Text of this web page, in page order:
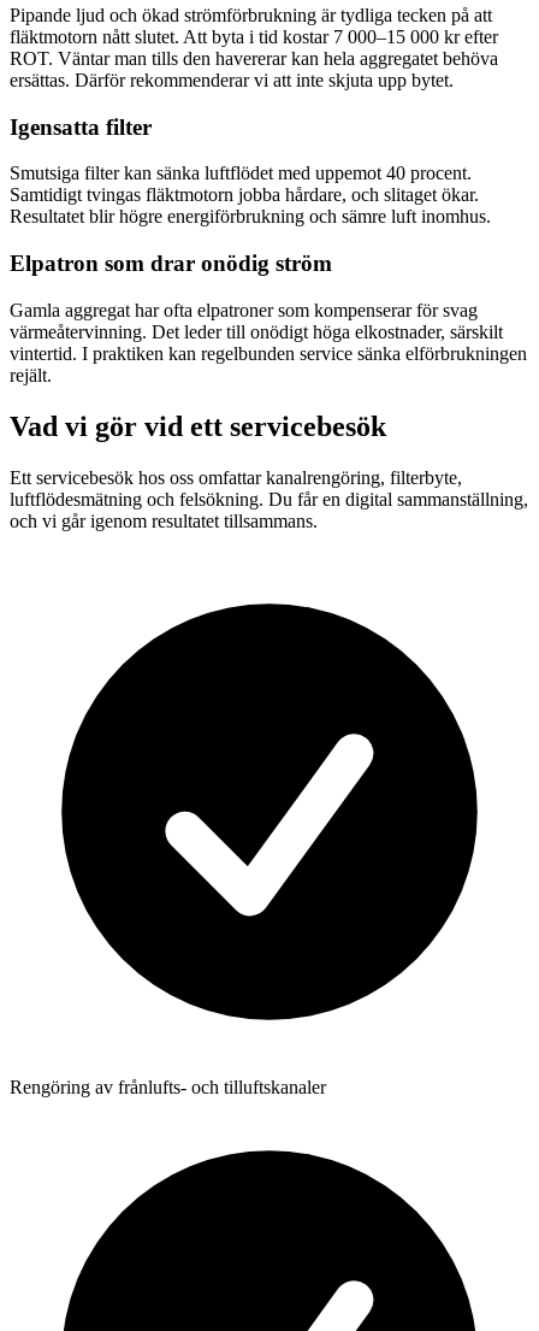
Pipande ljud och ökad strömförbrukning är tydliga tecken på att
fläktmotorn nått slutet. Att byta i tid kostar 7 000–15 000 kr efter
ROT. Väntar man tills den havererar kan hela aggregatet behöva
ersättas. Därför rekommenderar vi att inte skjuta upp bytet.
Igensatta filter
Smutsiga filter kan sänka luftflödet med uppemot 40 procent.
Samtidigt tvingas fläktmotorn jobba hårdare, och slitaget ökar.
Resultatet blir högre energiförbrukning och sämre luft inomhus.
Elpatron som drar onödig ström
Gamla aggregat har ofta elpatroner som kompenserar för svag
värmeåtervinning. Det leder till onödigt höga elkostnader, särskilt
vintertid. I praktiken kan regelbunden service sänka elförbrukningen
rejält.
Vad vi gör vid ett servicebesök
Ett servicebesök hos oss omfattar kanalrengöring, filterbyte,
luftflödesmätning och felsökning. Du får en digital sammanställning,
och vi går igenom resultatet tillsammans.
Rengöring av frånlufts- och tilluftskanaler